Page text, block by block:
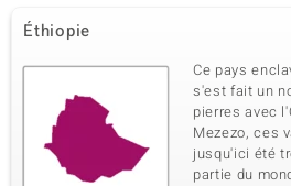
Éthiopie
Ce pays
s'est fait un
pierres avec
Mezezo, ces
jusqu'ici été
partie du